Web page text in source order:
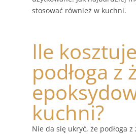
stosować również w kuchni.
Ile kosztuje
podłoga z
kuchni?
Nie da się ukryć, że podłoga z